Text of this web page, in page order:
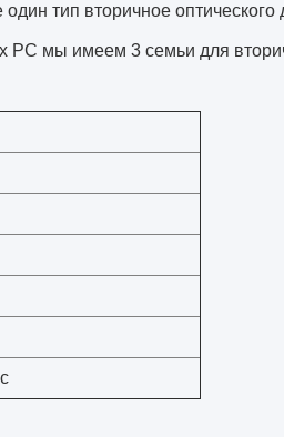
тип вторичное оптического
РС мы имеем 3 семьи для